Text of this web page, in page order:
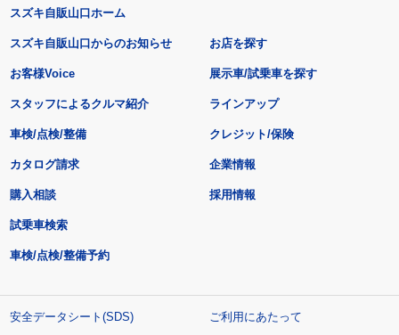
スズキ自販山口ホーム
スズキ自販山口からのお知らせ
お客様Voice
スタッフによるクルマ紹介
お店を探す
展示車/試乗車を探す
ラインアップ
車検/点検/整備 クレジット/保険
カタログ請求
購入相談
試乗車検索
車検/点検/整備予約
企業情報
採用情報
安全データシート(SDS)
ご利用にあたって